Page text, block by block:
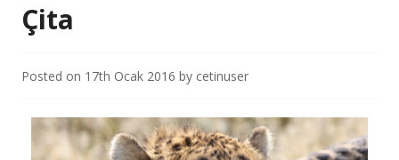
Çita
Posted on 17th Ocak 2016 by cetinuser